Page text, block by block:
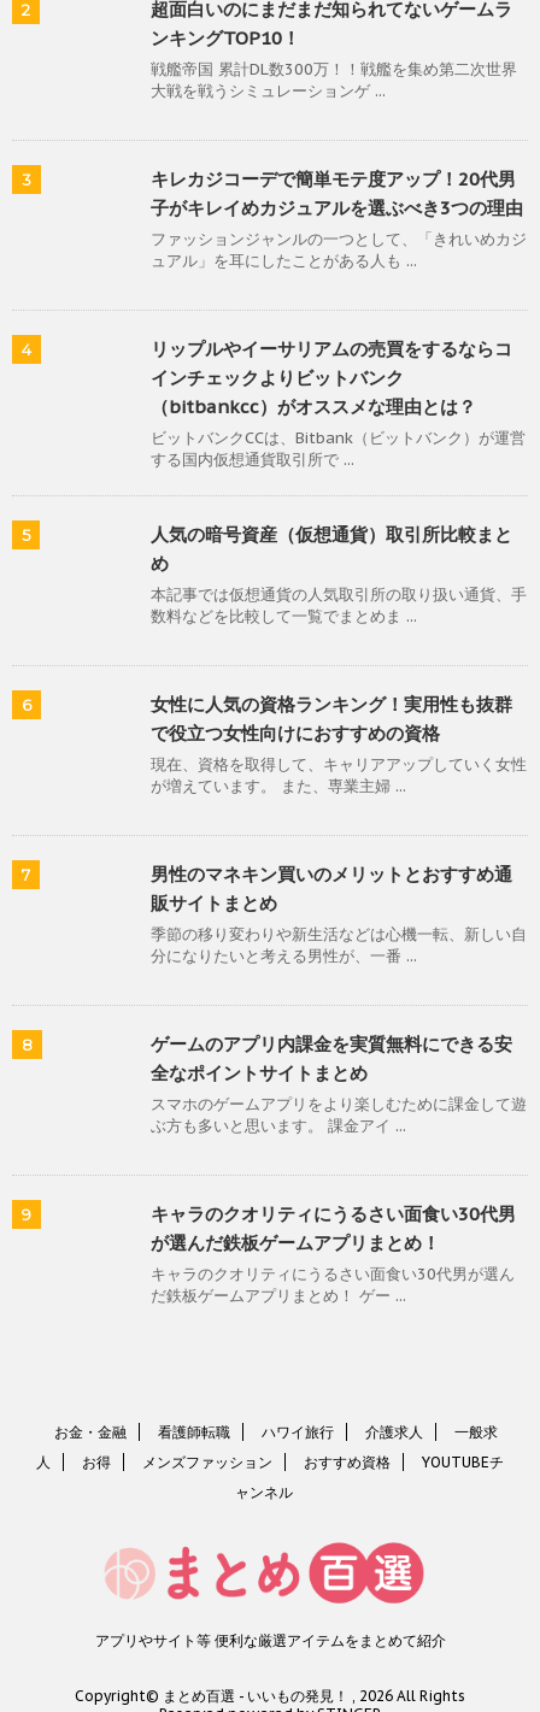
2
超面白いのにまだまだ知られてないゲームラ
ンキングTOP10！
戦艦帝国 累計DL数300万！！戦艦を集め第二次世界
大戦を戦うシミュレーションゲ ...
3
キレカジコーデで簡単モテ度アップ！20代男
子がキレイめカジュアルを選ぶべき3つの理由
ファッションジャンルの一つとして、「きれいめカジ
ュアル」を耳にしたことがある人も ...
4
リップルやイーサリアムの売買をするならコ
インチェックよりビットバンク
（bitbankcc）がオススメな理由とは？
ビットバンクCCは、Bitbank（ビットバンク）が運営
する国内仮想通貨取引所で ...
5
人気の暗号資産（仮想通貨）取引所比較まと
め
本記事では仮想通貨の人気取引所の取り扱い通貨、手
数料などを比較して一覧でまとめま ...
6
女性に人気の資格ランキング！実用性も抜群
で役立つ女性向けにおすすめの資格
現在、資格を取得して、キャリアアップしていく女性
が増えています。 また、専業主婦 ...
7
男性のマネキン買いのメリットとおすすめ通
販サイトまとめ
季節の移り変わりや新生活などは心機一転、新しい自
分になりたいと考える男性が、一番 ...
8
ゲームのアプリ内課金を実質無料にできる安
全なポイントサイトまとめ
スマホのゲームアプリをより楽しむために課金して遊
ぶ方も多いと思います。 課金アイ ...
9
キャラのクオリティにうるさい面食い30代男
が選んだ鉄板ゲームアプリまとめ！
キャラのクオリティにうるさい面食い30代男が選ん
だ鉄板ゲームアプリまとめ！ ゲー ...
お金・金融 看護師転職 ハワイ旅行 介護求人
一般求
人
お得 メンズファッション おすすめ資格
YOUTUBEチ
ャンネル
アプリやサイト等 便利な厳選アイテムをまとめて紹介
Copyright© まとめ百選 - いいもの発見！ , 2026 All Rights